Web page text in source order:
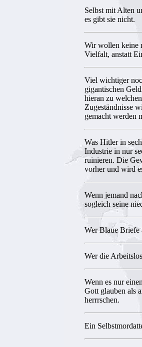
Selbst mit Alten
es gibt sie nicht.
Wir wollen keine
Vielfalt, anstatt
Viel wichtiger
gigantischen
hieran zu
Zugeständnisse
gemacht werden
Was Hitler in
Industrie in nur
ruinieren. Die
vorher und wird
Wenn jemand
sogleich seine
Wer Blaue Briefe
Wer die
Wenn es nur
Gott glauben als
herrrschen.
Ein